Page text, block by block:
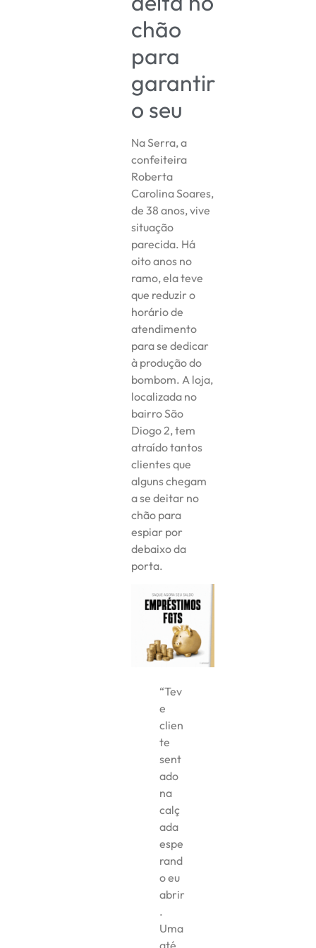
chão
para
garantir
o seu
Na Serra, a
confeiteira
Roberta
Carolina Soares,
de 38 anos, vive
situação
parecida. Há
oito anos no
ramo, ela teve
que reduzir o
horário de
atendimento
para se dedicar
à produção do
bombom. A loja,
localizada no
bairro São
Diogo 2, tem
atraído tantos
clientes que
alguns chegam
a se deitar no
chão para
espiar por
debaixo da
porta.
“Tev
e
clien
te
sent
ado
na
calç
ada
espe
rand
o eu
abrir
.
Uma
até